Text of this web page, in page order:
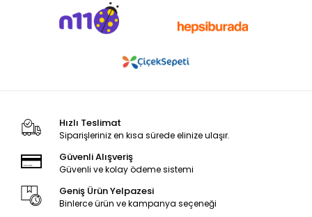
Hızlı Teslimat
Siparişleriniz en kısa sürede elinize ulaşır.
Güvenli Alışveriş
Güvenli ve kolay ödeme sistemi
Geniş Ürün Yelpazesi
Binlerce ürün ve kampanya seçeneği